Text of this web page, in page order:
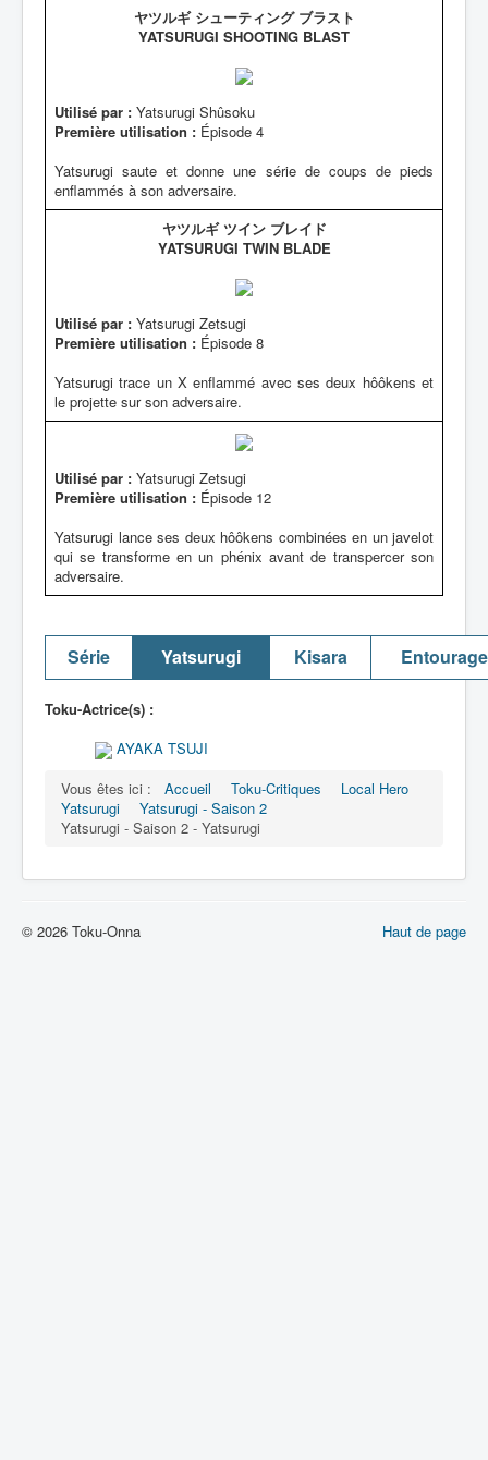
ヤツルギ シューティング ブラスト
YATSURUGI SHOOTING BLAST
Utilisé par : Yatsurugi Shûsoku
Première utilisation : Épisode 4
Yatsurugi saute et donne une série de coups de pieds
enflammés à son adversaire.
ヤツルギ ツイン ブレイド
YATSURUGI TWIN BLADE
Utilisé par : Yatsurugi Zetsugi
Première utilisation : Épisode 8
Yatsurugi trace un X enflammé avec ses deux hôôkens et
le projette sur son adversaire.
Utilisé par : Yatsurugi Zetsugi
Première utilisation : Épisode 12
Yatsurugi lance ses deux hôôkens combinées en un javelot
qui se transforme en un phénix avant de transpercer son
adversaire.
Série Yatsurugi Kisara Entourage
Toku-Actrice(s) :
AYAKA TSUJI
Vous êtes ici :
Accueil Toku-Critiques
Local Hero
Yatsurugi
Yatsurugi - Saison 2
Yatsurugi - Saison 2 - Yatsurugi
Haut de page
© 2026 Toku-Onna